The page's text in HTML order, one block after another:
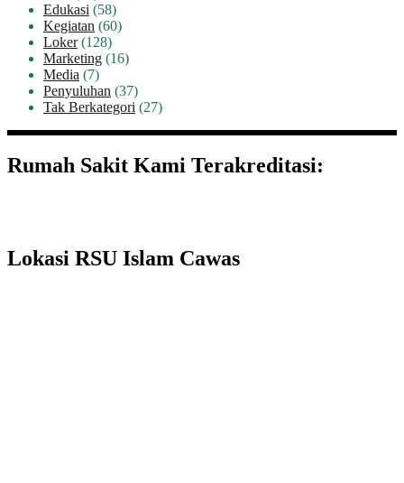
Edukasi (58)
Kegiatan (60)
Loker(128)
Marketing (16)
Media (7)
Penyuluhan (37)
Tak Berkategori (27)
Rumah Sakit Kami Terakreditasi:
Lokasi RSU Islam Cawas